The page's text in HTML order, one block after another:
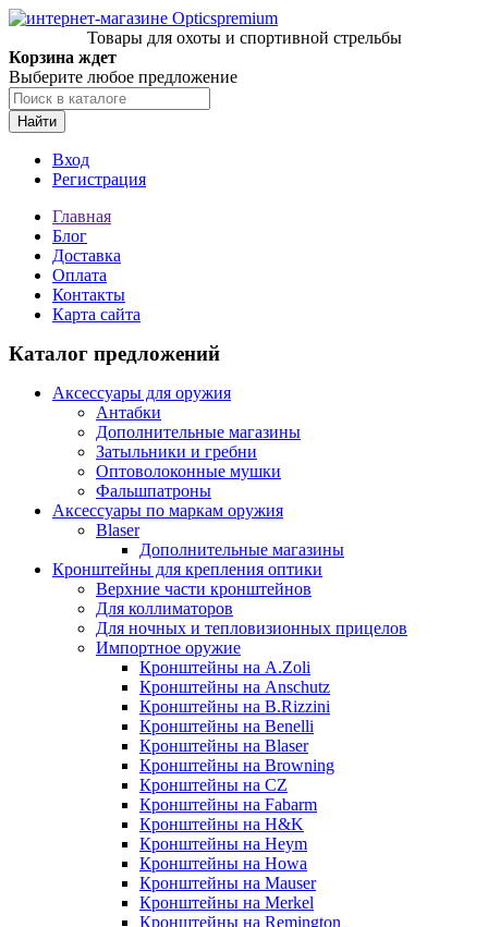
Товары для охоты и спортивной стрельбы
Корзина ждет
Выберите любое предложение
Найти
Вход
Регистрация
Главная
Блог
Доставка
Оплата
Контакты
Карта сайта
Каталог предложений
Аксессуары для оружия
Антабки
Дополнительные магазины
Затыльники и гребни
Оптоволоконные мушки
Фальшпатроны
Аксессуары по маркам оружия
Blaser
Дополнительные магазины
Кронштейны для крепления оптики
Верхние части кронштейнов
Для коллиматоров
Для ночных и тепловизионных прицелов
Импортное оружие
Кронштейны на A.Zoli
Кронштейны на Anschutz
Кронштейны на B.Rizzini
Кронштейны на Benelli
Кронштейны на Blaser
Кронштейны на Browning
Кронштейны на CZ
Кронштейны на Fabarm
Кронштейны на H&K
Кронштейны на Heym
Кронштейны на Howa
Кронштейны на Mauser
Кронштейны на Merkel
Кронштейны на Remington